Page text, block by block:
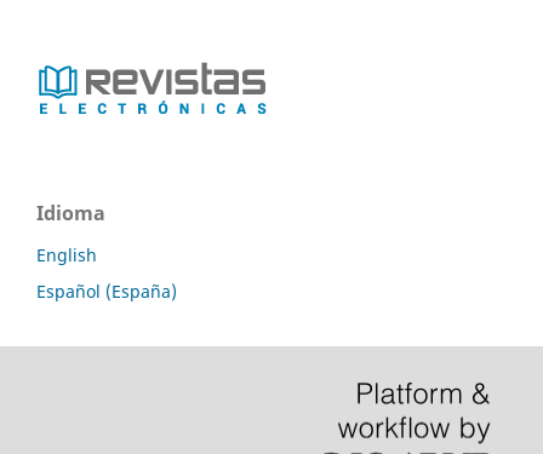
Idioma
English
Español (España)